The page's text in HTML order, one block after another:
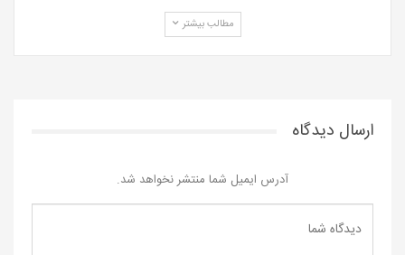
مطالب بیشتر
ارسال دیدگاه
آدرس ایمیل شما منتشر نخواهد شد.